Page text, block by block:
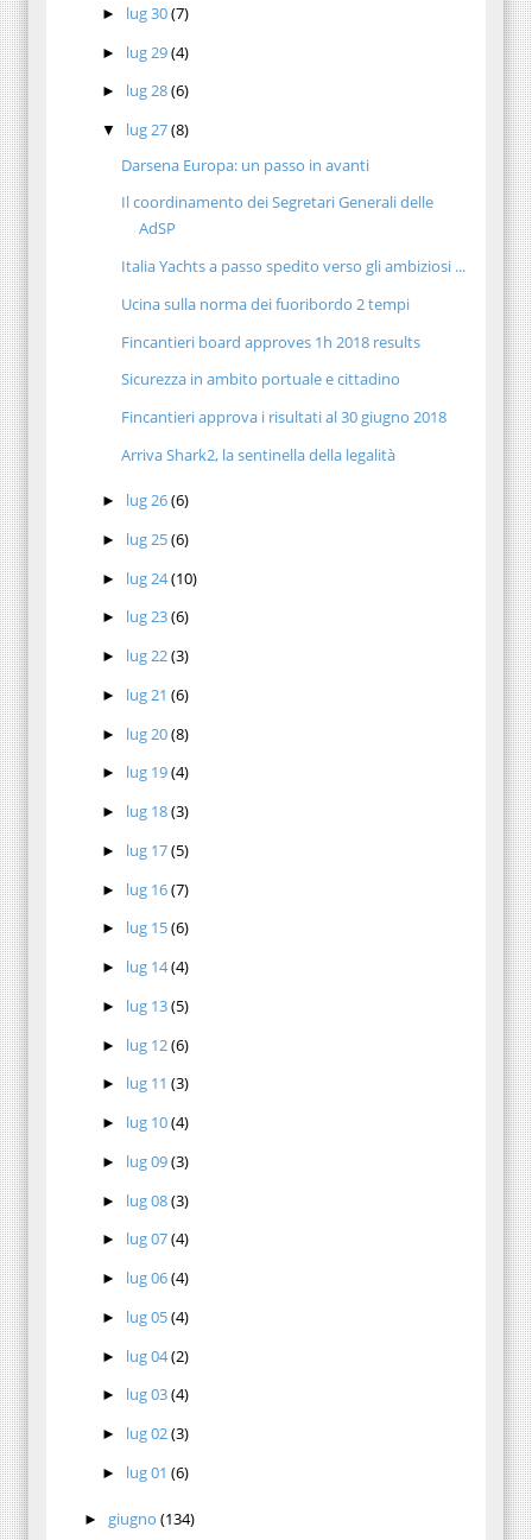
► lug 30(7)
► lug 29(4)
► lug 28(6)
▼ lug 27(8)
Darsena Europa: un passo in avanti
Il coordinamento dei Segretari Generali delle
AdSP
Italia Yachts a passo spedito verso gli ambiziosi ...
Ucina sulla norma dei fuoribordo 2 tempi
Fincantieri board approves 1h 2018 results
Sicurezza in ambito portuale e cittadino
Fincantieri approva i risultati al 30 giugno 2018
Arriva Shark2, la sentinella della legalità
► lug 26(6)
► lug 25(6)
► lug 24(10)
► lug 23(6)
► lug 22(3)
► lug 21(6)
► lug 20(8)
► lug 19(4)
► lug 18(3)
► lug 17(5)
► lug 16(7)
► lug 15(6)
► lug 14(4)
► lug 13(5)
► lug 12(6)
► lug 11(3)
► lug 10(4)
► lug 09(3)
► lug 08(3)
► lug 07(4)
► lug 06(4)
► lug 05(4)
► lug 04(2)
► lug 03(4)
► lug 02(3)
► lug 01(6)
► giugno (134)